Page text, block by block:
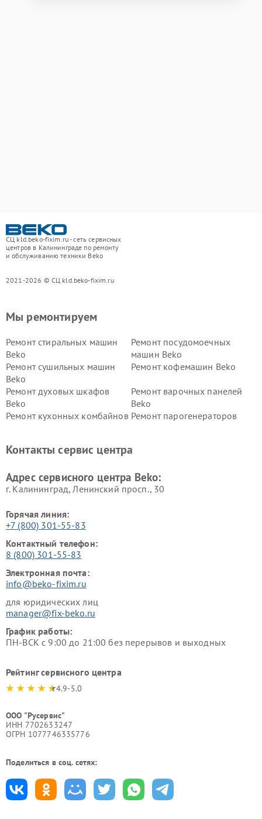
СЦ kld.beko-fixim.ru - сеть сервисных
центров в Калининграде по ремонту
и обслуживанию техники Beko
2021-2026 © СЦ kld.beko-fixim.ru
Мы ремонтируем
Ремонт стиральных машин
Beko
Ремонт посудомоечных
машин Beko
Ремонт сушильных машин
Beko
Ремонт кофемашин Beko
Ремонт духовых шкафов
Beko
Ремонт варочных панелей
Beko
Ремонт кухонных комбайнов Ремонт парогенераторов
Ремонт холодильников Beko Ремонт морозильных камер
Контакты сервис центра
Адрес сервисного центра Beko:
г. Калининград, Ленинский просп., 30
Горячая линия:
+7 (800) 301-55-83
Контактный телефон:
8 (800) 301-55-83
Электронная почта:
info@beko-fixim.ru
для юридических лиц
manager@fix-beko.ru
График работы:
ПН-ВСК с 9:00 до 21:00 без перерывов и выходных
Рейтинг сервисного центра
4.9-5.0
ООО "Русервис"
ИНН 7702633247
ОГРН 1077746335776
Поделиться в соц. сетях: